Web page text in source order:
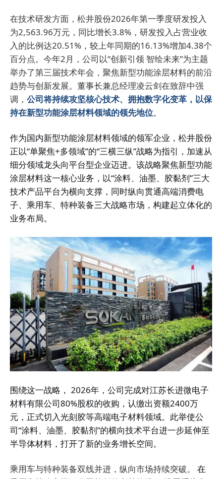
在技术研发方面，松井股份2026年第一季度研发投入
为2,563.96万元，同比增长3.8%，研发投入占营业收
入的比例达20.51%，较上年同期的16.13%增加4.38个
百分点。 今年2月，公司以“创新引领 智绘未来”为主题
举办了第三届技术年会，聚焦新型功能涂层材料的前沿
趋势与创新发展。董事长兼总经理凌云剑在致辞中强
调， 公司将持续攻坚核心技术、拥抱数字化变革，以保
持在新型功能涂层材料领域的领先地位。
作为国内新型功能涂层材料领域的领军企业，松井股份
正以“单聚焦+多领域”的“三横三纵”战略为指引，加速从
细分领域龙头向平台型企业迈进。该战略聚焦新型功能
涂层材料这一核心业务，以“涂料、油墨、胶黏剂”三大
技术产品平台为横向支撑，同时纵向贯通高端消费电
子、乘用车、特种装备三大战略市场，构建起立体化的
业务布局。
围绕这一战略， 2026年，公司完成对江苏长进微电子
材料有限公司80%股权的收购，认缴出资额2400万
元，正式切入光刻胶等高端电子材料领域。此举使公
司“涂料、油墨、胶黏剂”的横向技术平台进一步延伸至
半导体材料，打开了新的业务增长空间。
乘用车与特种装备双线并进，纵向市场持续突破。
在